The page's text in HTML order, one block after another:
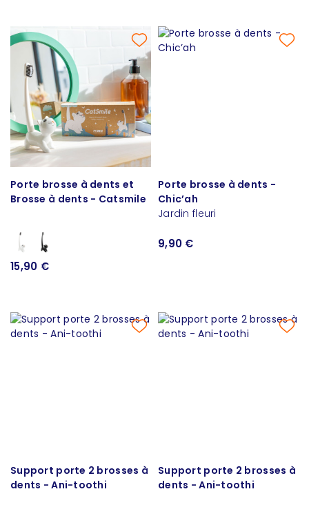
Porte brosse à dents et
Brosse à dents - Catsmile
15,90 €
Porte brosse à dents -
Chic’ah
Jardin fleuri
9,90 €
Support porte 2 brosses à
dents - Ani-toothi
Support porte 2 brosses à
dents - Ani-toothi